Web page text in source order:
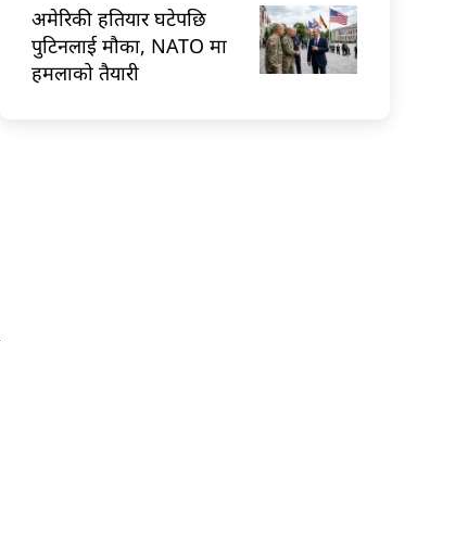
अमेरिकी हतियार घटेपछि
पुटिनलाई मौका, NATO मा
हमलाको तैयारी